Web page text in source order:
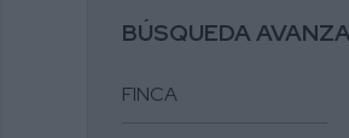
BÚSQUEDA